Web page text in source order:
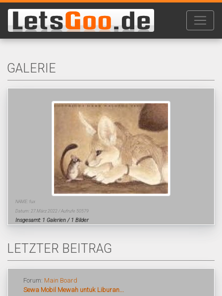
GALERIE
NAME: fux
Datum: 27.März 2022 / Aufrufe 50579
Insgesamt: 1 Galerien / 1 Bilder
LETZTER BEITRAG
Forum: Main Board
Sewa Mobil Mewah untuk Liburan...